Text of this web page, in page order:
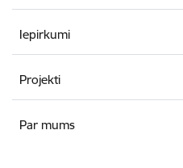
Iepirkumi
Projekti
Par mums